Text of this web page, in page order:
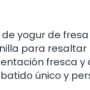
yogur de
para resaltar
fresca y
único y